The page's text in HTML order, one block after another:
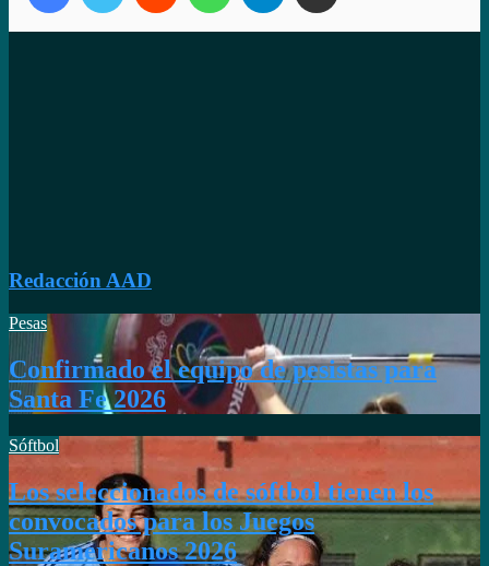
Redacción AAD
Pesas
Confirmado el equipo de pesistas para
Santa Fe 2026
Sóftbol
Los seleccionados de sóftbol tienen los
convocados para los Juegos
Suramericanos 2026